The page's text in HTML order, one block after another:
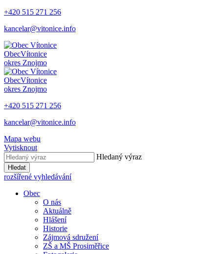
+420 515 271 256
kancelar@vitonice.info
ObecVítonice
okres Znojmo
ObecVítonice
okres Znojmo
+420 515 271 256
kancelar@vitonice.info
Mapa webu
Vytisknout
Hledaný výraz
Hledat
rozšířené vyhledávání
Obec
O nás
Aktuálně
Hlášení
Historie
Zájmová sdružení
ZŠ a MŠ Prosiměřice